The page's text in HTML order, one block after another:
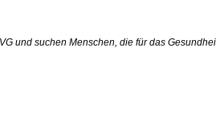
und suchen Menschen, die für das